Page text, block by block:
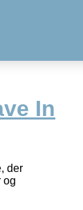
In
der
og